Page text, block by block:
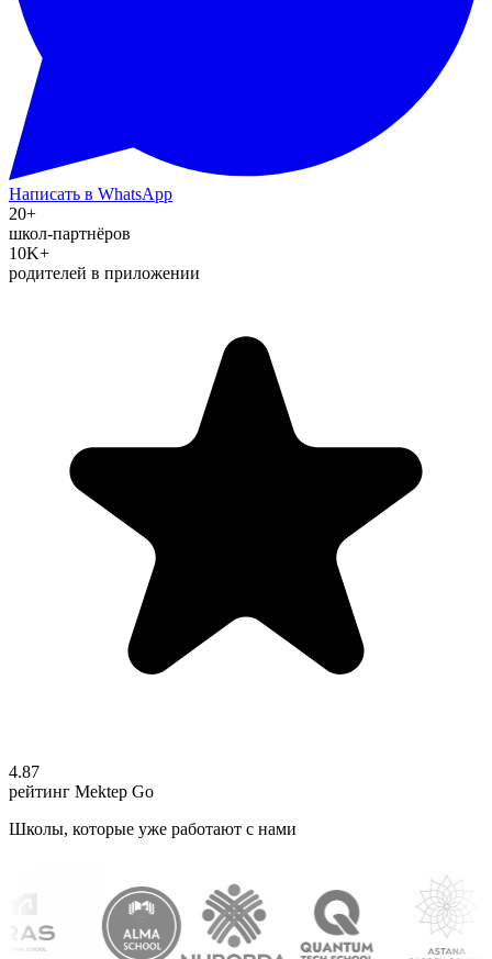
Написать в WhatsApp
20+
школ-партнёров
10K+
родителей в приложении
4.87
рейтинг Mektep Go
Школы, которые уже работают с нами